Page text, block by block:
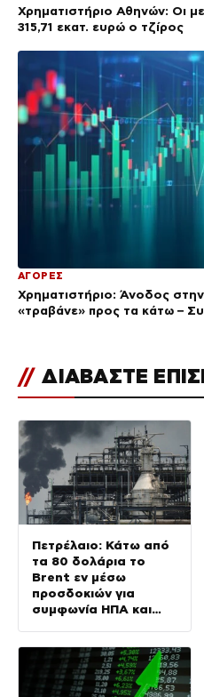
Χρηματιστήριο Αθηνών: Οι
315,71 εκατ. ευρώ ο τζίρος
ΑΓΟΡΕΣ
Χρηματιστήριο: Άνοδος
«τραβάνε» προς τα κάτω –
// ΔΙΑΒΑΣΤΕ
Πετρέλαιο: Κάτω από
τα 80 δολάρια το
Brent εν μέσω
προσδοκιών για
συμφωνία ΗΠΑ και